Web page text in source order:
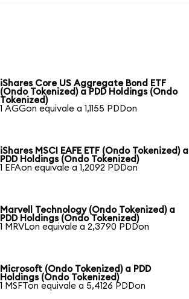
iShares Core US Aggregate Bond ETF
(Ondo Tokenized) a PDD Holdings (Ondo
Tokenized)
1 AGGon equivale a 1,1155 PDDon
iShares MSCI EAFE ETF (Ondo Tokenized) a
PDD Holdings (Ondo Tokenized)
1 EFAon equivale a 1,2092 PDDon
Marvell Technology (Ondo Tokenized) a
PDD Holdings (Ondo Tokenized)
1 MRVLon equivale a 2,3790 PDDon
Microsoft (Ondo Tokenized) a PDD
Holdings (Ondo Tokenized)
1 MSFTon equivale a 5,4126 PDDon